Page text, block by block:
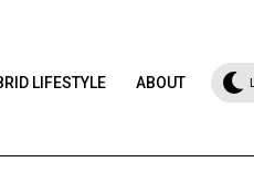
LIFESTYLE ABOUT